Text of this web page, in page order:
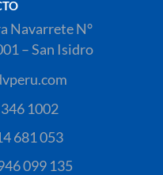
Navarrete N°
– San Isidro
1002
681 053
099 135